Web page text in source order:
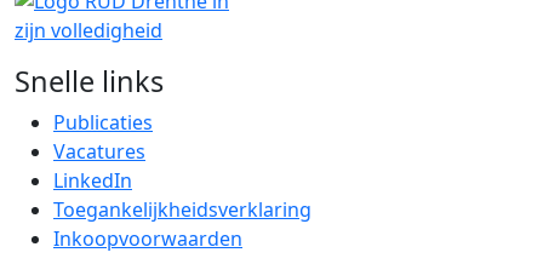
Snelle links
Publicaties
Vacatures
LinkedIn
Toegankelijkheidsverklaring
Inkoopvoorwaarden